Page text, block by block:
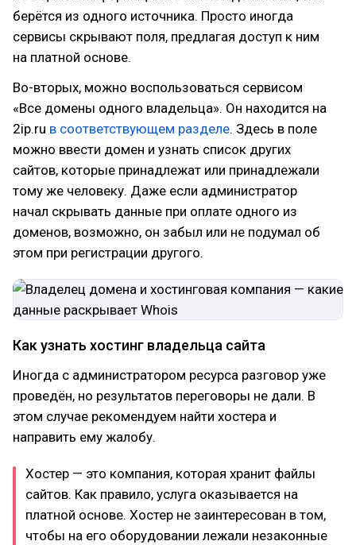
берётся из одного источника. Просто иногда
сервисы скрывают поля, предлагая доступ к ним
на платной основе.
Во-вторых, можно воспользоваться сервисом
«Все домены одного владельца». Он находится на
2ip.ru в соответствующем разделе. Здесь в поле
можно ввести домен и узнать список других
сайтов, которые принадлежат или принадлежали
тому же человеку. Даже если администратор
начал скрывать данные при оплате одного из
доменов, возможно, он забыл или не подумал об
этом при регистрации другого.
Как узнать хостинг владельца сайта
Иногда с администратором ресурса разговор уже
проведён, но результатов переговоры не дали. В
этом случае рекомендуем найти хостера и
направить ему жалобу.
Хостер — это компания, которая хранит файлы
сайтов. Как правило, услуга оказывается на
платной основе. Хостер не заинтересован в том,
чтобы на его оборудовании лежали незаконные